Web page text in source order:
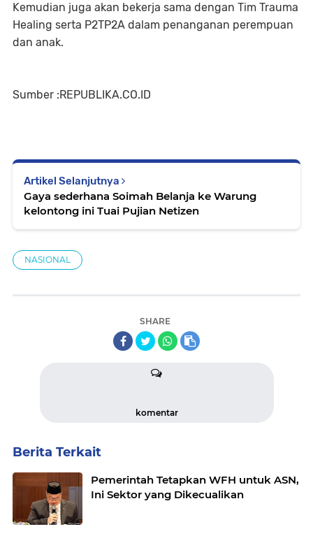
Kemudian juga akan bekerja sama dengan Tim Trauma
Healing serta P2TP2A dalam penanganan perempuan
dan anak.
Sumber :REPUBLIKA.CO.ID
Artikel Selanjutnya
Gaya sederhana Soimah Belanja ke Warung
kelontong ini Tuai Pujian Netizen
NASIONAL
SHARE
komentar
Berita Terkait
Pemerintah Tetapkan WFH untuk ASN,
Ini Sektor yang Dikecualikan